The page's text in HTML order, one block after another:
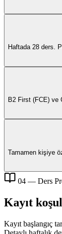
Haftada 28 ders.
B2 First (FCE) ve
Tamamen kişiye
04 — Ders
Kayıt
Kayıt başlangıç